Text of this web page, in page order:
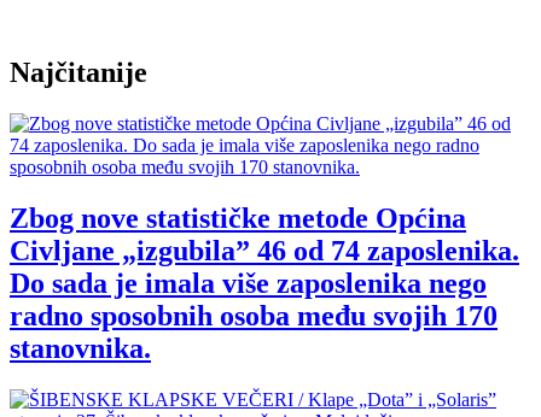
Najčitanije
Zbog nove statističke metode Općina
Civljane „izgubila” 46 od 74 zaposlenika.
Do sada je imala više zaposlenika nego
radno sposobnih osoba među svojih 170
stanovnika.